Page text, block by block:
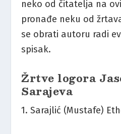
neko od čitatelja na
pronađe neku od
se obrati autoru radi
spisak.
Žrtve logora
Sarajeva
1. Sarajlić (Mustafe)